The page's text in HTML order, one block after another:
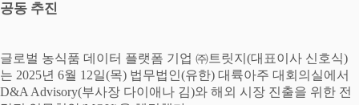
공동 추진
글로벌 농식품 데이터 플랫폼 기업 ㈜트릿지 (대표이사 신호식)
는 2025년 6월 12일(목) 법무법인 (유한) 대륙아주 대회의실에서
D&A Advisory(부사장 다이애나 김)와 해외 시장 진출을 위한 전